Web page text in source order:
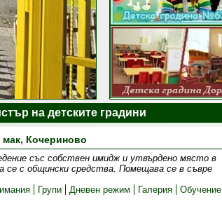
на детските градини
мак, Кочериново
със собствен имидж и утвърдено място в
с общински средства. Помещава се в съвре
Групи Дневен режим Галерия Обучение